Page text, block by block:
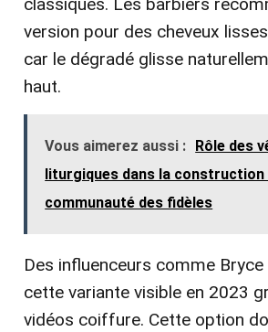
classiques. Les barbiers
version pour des cheveux
car le dégradé glisse
haut.
Vous aimerez aussi : Rôle des
liturgiques dans la construction
communauté des fidèles
Des influenceurs comme
cette variante visible en 2023
vidéos coiffure. Cette option